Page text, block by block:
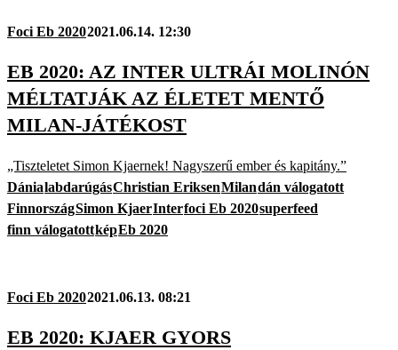
Foci Eb 20202021.06.14. 12:30
EB 2020: AZ INTER ULTRÁI MOLINÓN
MÉLTATJÁK AZ ÉLETET MENTŐ
MILAN-JÁTÉKOST
„Tiszteletet Simon Kjaernek! Nagyszerű ember és kapitány.”
DánialabdarúgásChristian EriksenMilandán válogatott
FinnországSimon KjaerInterfoci Eb 2020superfeed
finn válogatottképEb 2020
Foci Eb 20202021.06.13. 08:21
EB 2020: KJAER GYORS